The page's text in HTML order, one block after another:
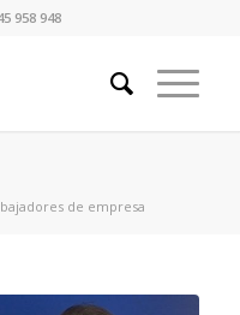
958 948
de empresa